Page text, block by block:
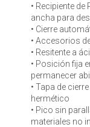
• Recipiente
ancha para
• Cierre
• Accesorios
• Resitente a
• Posición fija
permanecer
• Tapa de
hermético
• Pico sin
materiales no